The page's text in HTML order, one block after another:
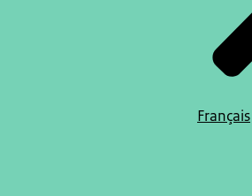
Français